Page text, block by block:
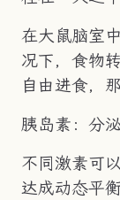
在大鼠脑室
况下，食物
自由进食，
胰岛素：分
不同激素可
达成动态平